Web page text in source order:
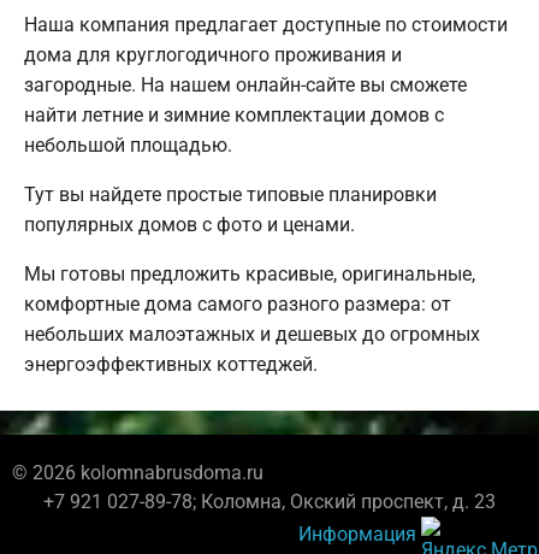
Наша компания предлагает доступные по стоимости
дома для круглогодичного проживания и
загородные. На нашем онлайн-сайте вы сможете
найти летние и зимние комплектации домов с
небольшой площадью.
Тут вы найдете простые типовые планировки
популярных домов с фото и ценами.
Мы готовы предложить красивые, оригинальные,
комфортные дома самого разного размера: от
небольших малоэтажных и дешевых до огромных
энергоэффективных коттеджей.
© 2026 kolomnabrusdoma.ru
+7 921 027-89-78; Коломна, Окский проспект, д. 23
Информация